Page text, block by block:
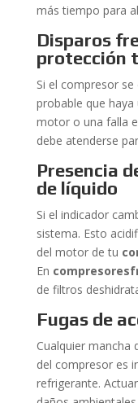
más tiempo para
Disparos
protección
Si el compresor
probable que
motor o una falla
debe atenderse
Presencia
de líquido
Si el indicador
sistema. Esto
del motor de tu
En
de filtros
Fugas de
Cualquier mancha
del compresor es
refrigerante.